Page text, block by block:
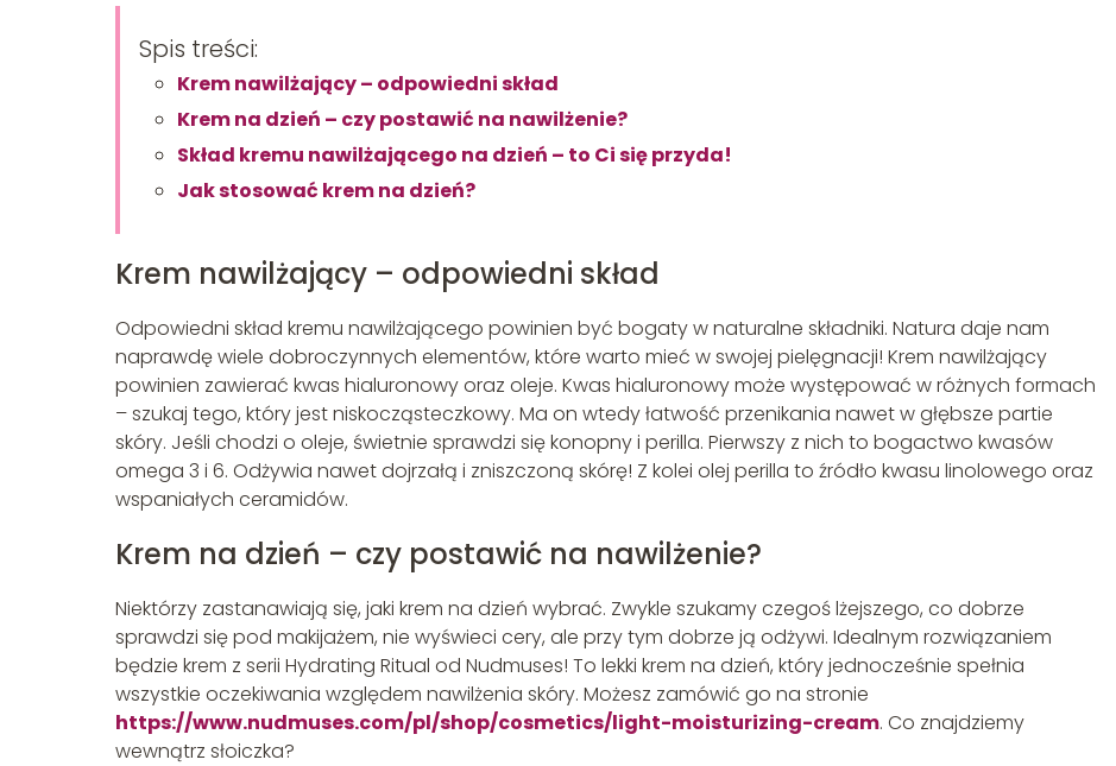
Spis treści:
Krem nawilżający – odpowiedni skład
Krem na dzień – czy postawić na nawilżenie?
Skład kremu nawilżającego na dzień – to Ci się przyda!
Jak stosować krem na dzień?
Krem nawilżający – odpowiedni skład
Odpowiedni skład kremu nawilżającego powinien być bogaty w naturalne składniki. Natura daje nam
naprawdę wiele dobroczynnych elementów, które warto mieć w swojej pielęgnacji! Krem nawilżający
powinien zawierać kwas hialuronowy oraz oleje. Kwas hialuronowy może występować w różnych formach
– szukaj tego, który jest niskocząsteczkowy. Ma on wtedy łatwość przenikania nawet w głębsze partie
skóry. Jeśli chodzi o oleje, świetnie sprawdzi się konopny i perilla. Pierwszy z nich to bogactwo kwasów
omega 3 i 6. Odżywia nawet dojrzałą i zniszczoną skórę! Z kolei olej perilla to źródło kwasu linolowego oraz
wspaniałych ceramidów.
Krem na dzień – czy postawić na nawilżenie?
Niektórzy zastanawiają się, jaki krem na dzień wybrać. Zwykle szukamy czegoś lżejszego, co dobrze
sprawdzi się pod makijażem, nie wyświeci cery, ale przy tym dobrze ją odżywi. Idealnym rozwiązaniem
będzie krem z serii Hydrating Ritual od Nudmuses! To lekki krem na dzień, który jednocześnie spełnia
wszystkie oczekiwania względem nawilżenia skóry. Możesz zamówić go na stronie
https://www.nudmuses.com/pl/shop/cosmetics/light-moisturizing-cream. Co znajdziemy
wewnątrz słoiczka?